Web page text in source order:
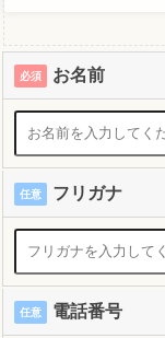
必須 お名前
任意 フリガナ
任意 電話番号